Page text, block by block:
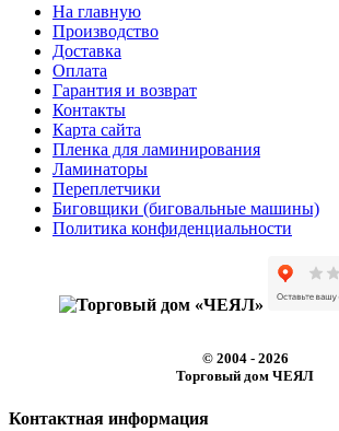
На главную
Производство
Доставка
Оплата
Гарантия и возврат
Контакты
Карта сайта
Пленка для ламинирования
Ламинаторы
Переплетчики
Биговщики (биговальные машины)
Политика конфиденциальности
© 2004 - 2026
Торговый дом ЧЕЯЛ
Контактная информация